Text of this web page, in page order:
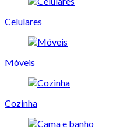
Celulares
Móveis
Cozinha